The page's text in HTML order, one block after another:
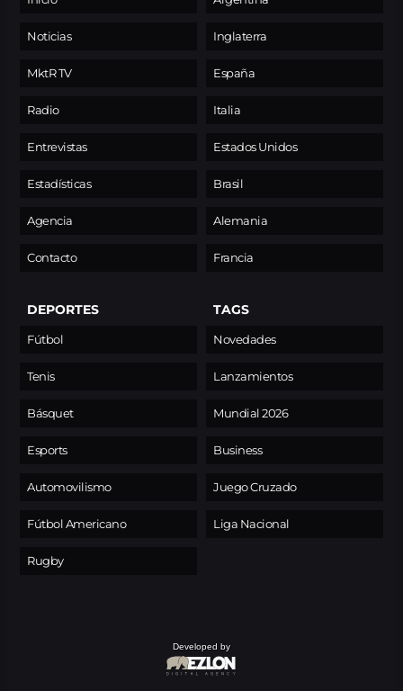
Noticias
MktR TV
Radio
Entrevistas
Estadísticas
Agencia
Contacto
Inglaterra
España
Italia
Estados Unidos
Brasil
Alemania
Francia
DEPORTES
Fútbol
Tenis
Básquet
Esports
Automovilismo
Fútbol Americano
Rugby
TAGS
Novedades
Lanzamientos
Mundial 2026
Business
Juego Cruzado
Liga Nacional
Developed by